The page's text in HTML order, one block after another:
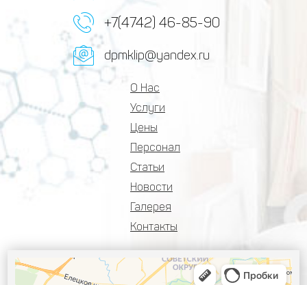
+7(4742) 46-85-90
dpmklip@yandex.ru
О Нас
Услуги
Цены
Персонал
Статьи
Новости
Галерея
Контакты